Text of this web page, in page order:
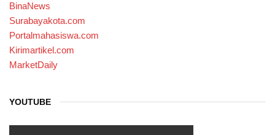
BinaNews
Surabayakota.com
Portalmahasiswa.com
Kirimartikel.com
MarketDaily
YOUTUBE